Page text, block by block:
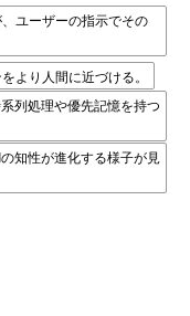
ユーザーの指示でその
より人間に近づける。
列処理や優先記憶を持つ
知性が進化する様子が見